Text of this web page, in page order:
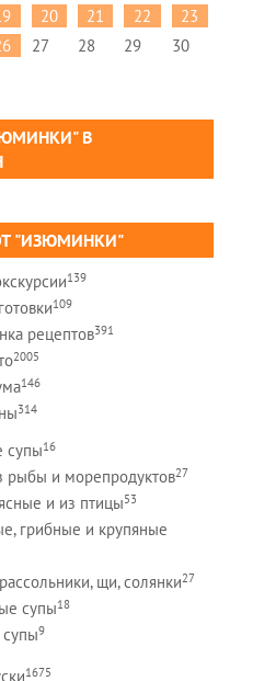
20 21 22
23
27 28 29 30
В
"ИЗЮМИНКИ"
139
109
рецептов391
2005
146
314
супы16
рыбы и морепродуктов27
и из птицы53
грибные и крупяные
щи, солянки27
супы18
9
1675